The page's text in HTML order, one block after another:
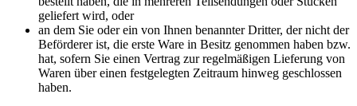
geliefert wird, oder
an dem Sie oder ein von Ihnen benannter Dritter, der nicht der
Beförderer ist, die erste Ware in Besitz genommen haben bzw.
hat, sofern Sie einen Vertrag zur regelmäßigen Lieferung von
Waren über einen festgelegten Zeitraum hinweg geschlossen
haben.